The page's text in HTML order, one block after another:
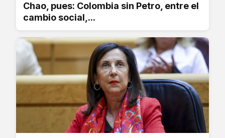
Chao, pues: Colombia sin Petro, entre el
cambio social,...